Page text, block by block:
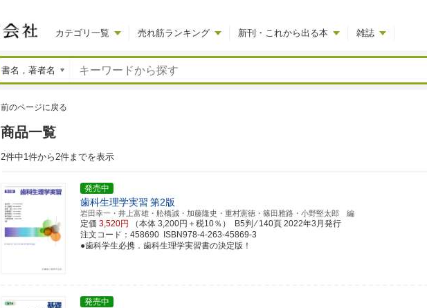
カテゴリ一覧 売れ筋ランキング 新刊・これから出る本 雑誌
前のページに戻る
商品一覧
2件中1件から2件までを表示
発売中
歯科生理学実習 第2版
岩田幸一・井上富雄・舩橋誠・加藤隆史・重村憲徳・篠田雅路・小野堅太郎 編
定価 3,520円 （本体 3,200円＋税10％） B5判 ⁄ 140頁 2022年3月発行
注文コード：458690 ISBN978-4-263-45869-3
●歯科学生必携．歯科生理学実習書の決定版！
発売中